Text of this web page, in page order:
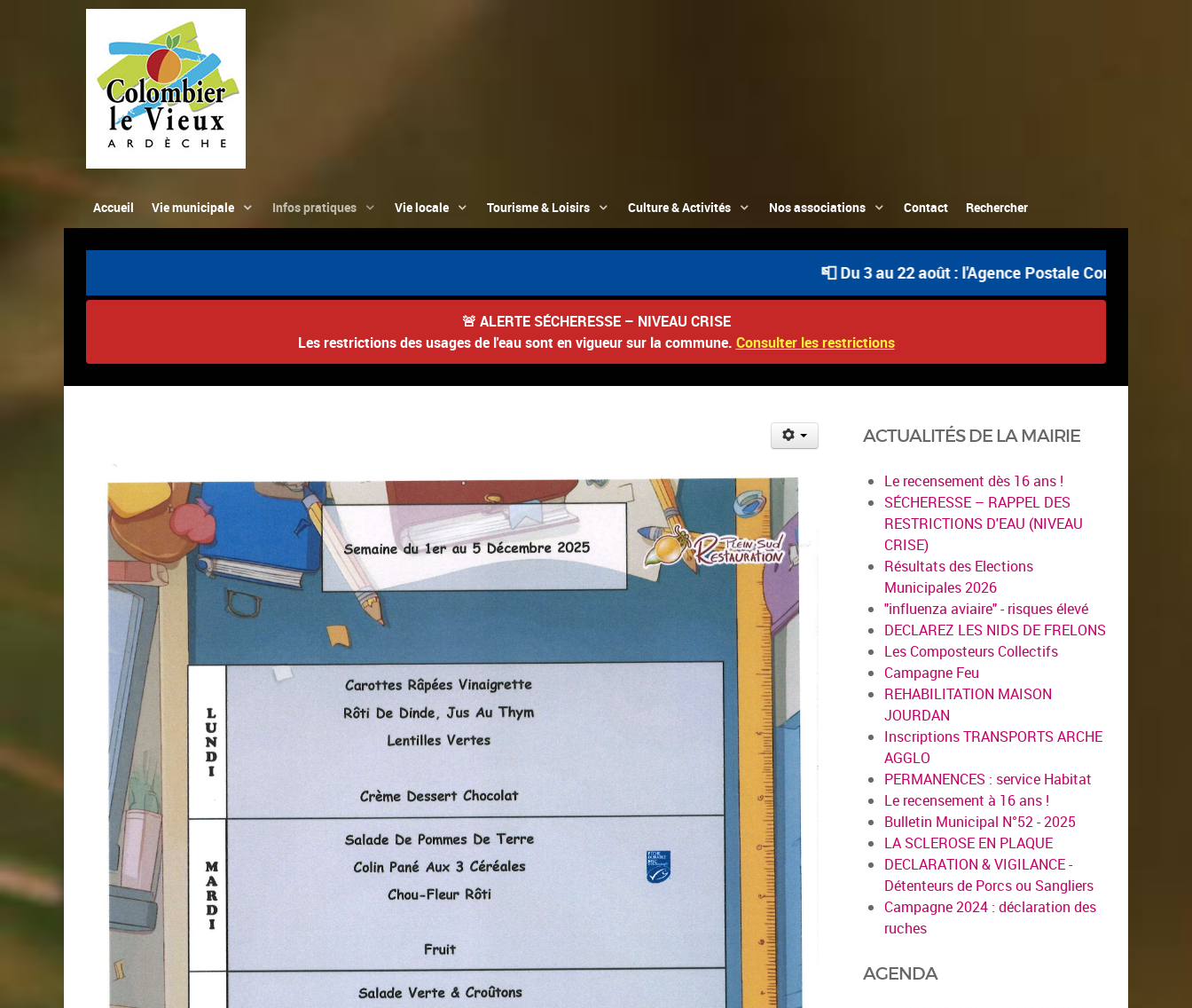
Accueil Vie municipale Infos pratiques Vie locale Tourisme & Loisirs Culture & Activités Nos associations Contact Rechercher
📮 Du 3 au 22 août : l'Agence Postale Communale est ouverte
🚨 ALERTE SÉCHERESSE – NIVEAU CRISE
Les restrictions des usages de l'eau sont en vigueur sur la commune. Consulter les restrictions
ACTUALITÉS DE LA MAIRIE
Le recensement dès 16 ans !
SÉCHERESSE – RAPPEL DES
RESTRICTIONS D'EAU (NIVEAU
CRISE)
Résultats des Elections
Municipales 2026
"influenza aviaire" - risques élevé
DECLAREZ LES NIDS DE FRELONS
Les Composteurs Collectifs
Campagne Feu
REHABILITATION MAISON
JOURDAN
Inscriptions TRANSPORTS ARCHE
AGGLO
PERMANENCES : service Habitat
Le recensement à 16 ans !
Bulletin Municipal N°52 - 2025
LA SCLEROSE EN PLAQUE
DECLARATION & VIGILANCE -
Détenteurs de Porcs ou Sangliers
Campagne 2024 : déclaration des
ruches
AGENDA